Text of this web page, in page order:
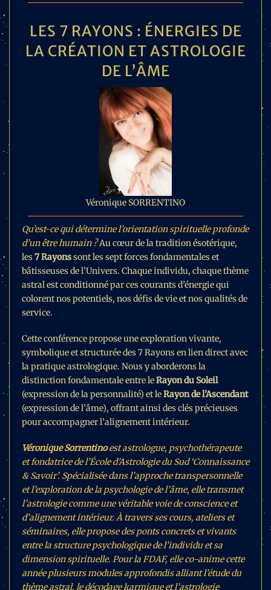
LES 7 RAYONS : ÉNERGIES DE
LA CRÉATION ET ASTROLOGIE
DE L’ÂME
Véronique SORRENTINO
Qu’est-ce qui détermine l’orientation spirituelle profonde
d’un être humain ?Au cœur de la tradition ésotérique,
les7 Rayonssont les sept forces fondamentales et
bâtisseuses de l’Univers. Chaque individu, chaque thème
astral est conditionné par ces courants d’énergie qui
colorent nos potentiels, nos défis de vie et nos qualités de
service.
Cette conférence propose une exploration vivante,
symbolique et structurée des 7 Rayons en lien direct avec
la pratique astrologique. Nous y aborderons la
distinction fondamentale entre leRayon du Soleil
(expression de la personnalité) et leRayon de l’Ascendant
(expression de l’âme), offrant ainsi des clés précieuses
pour accompagner l’alignement intérieur.
Véronique Sorrentinoest astrologue, psychothérapeute
et fondatrice de l’École d’Astrologie du Sud ‘Connaissance
& Savoir’. Spécialisée dans l’approche transpersonnelle
et l’exploration de la psychologie de l’âme, elle transmet
l’astrologie comme une véritable voie de conscience et
d’alignement intérieur. À travers ses cours, ateliers et
séminaires, elle propose des ponts concrets et vivants
entre la structure psychologique de l’individu et sa
dimension spirituelle. Pour la FDAF, elle co-anime cette
année plusieurs modules approfondis alliant l’étude du
thème astral, le décodage karmique et l’astrologie